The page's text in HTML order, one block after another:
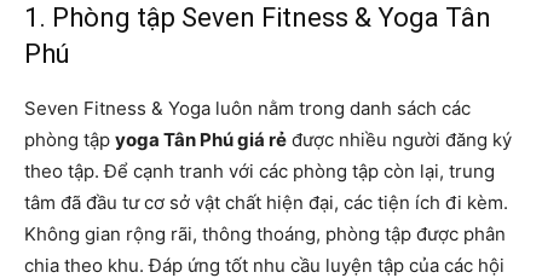
1. Phòng tập Seven Fitness & Yoga Tân
Phú
Seven Fitness & Yoga luôn nằm trong danh sách các
phòng tập yoga Tân Phú giá rẻ được nhiều người đăng ký
theo tập. Để cạnh tranh với các phòng tập còn lại, trung
tâm đã đầu tư cơ sở vật chất hiện đại, các tiện ích đi kèm.
Không gian rộng rãi, thông thoáng, phòng tập được phân
chia theo khu. Đáp ứng tốt nhu cầu luyện tập của các hội